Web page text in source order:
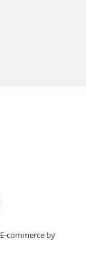
commerce by